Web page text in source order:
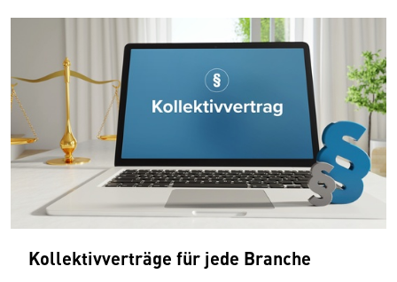
Kollektivverträge für jede Branche